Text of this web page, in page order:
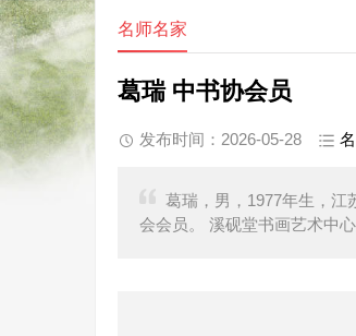
名师名家
葛瑞 中书协会员
发布时间：2026-05-28
葛瑞，男，1977年生，江
会会员。 溪砚堂书画艺术中